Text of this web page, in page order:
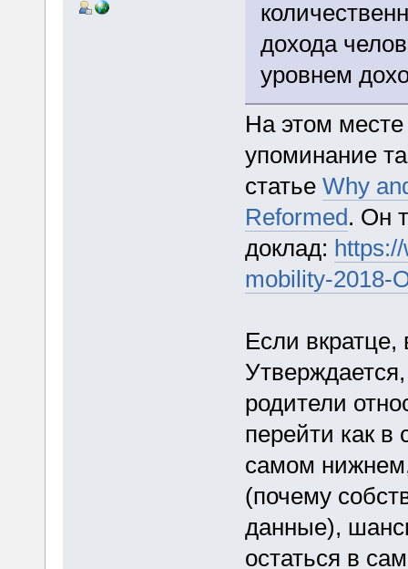
дохода
уровнем
На этом
упоминание
статье Why
Reformed. Он
доклад:
mobility-2018-
Если вкратце,
родители
перейти как в
самом
(почему
данные),
остаться в